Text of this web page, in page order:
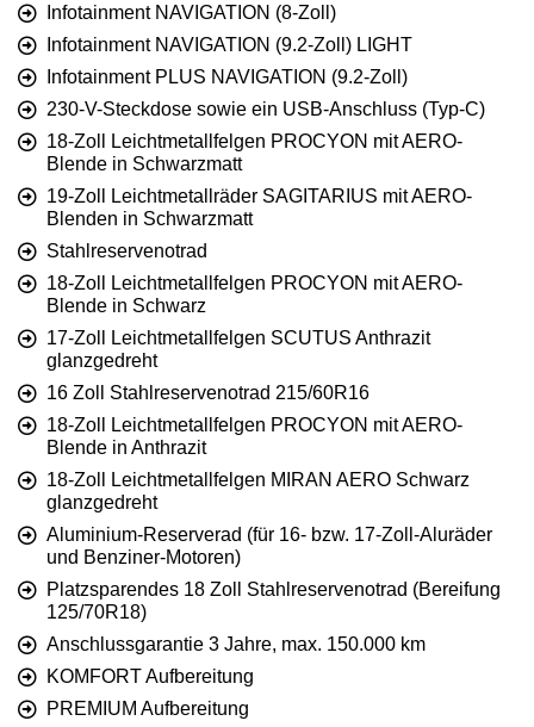
Infotainment NAVIGATION (8-Zoll)
Infotainment NAVIGATION (9.2-Zoll) LIGHT
Infotainment PLUS NAVIGATION (9.2-Zoll)
230-V-Steckdose sowie ein USB-Anschluss (Typ-C)
18-Zoll Leichtmetallfelgen PROCYON mit AERO-
Blende in Schwarzmatt
19-Zoll Leichtmetallräder SAGITARIUS mit AERO-
Blenden in Schwarzmatt
Stahlreservenotrad
18-Zoll Leichtmetallfelgen PROCYON mit AERO-
Blende in Schwarz
17-Zoll Leichtmetallfelgen SCUTUS Anthrazit
glanzgedreht
16 Zoll Stahlreservenotrad 215/60R16
18-Zoll Leichtmetallfelgen PROCYON mit AERO-
Blende in Anthrazit
18-Zoll Leichtmetallfelgen MIRAN AERO Schwarz
glanzgedreht
Aluminium-Reserverad (für 16- bzw. 17-Zoll-Aluräder
und Benziner-Motoren)
Platzsparendes 18 Zoll Stahlreservenotrad (Bereifung
125/70R18)
Anschlussgarantie 3 Jahre, max. 150.000 km
KOMFORT Aufbereitung
PREMIUM Aufbereitung